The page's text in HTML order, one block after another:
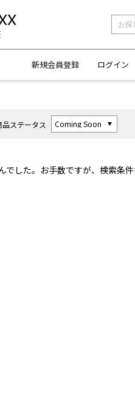
新規会員登録 ログイン
品ステータス
した。お手数ですが、検索条件